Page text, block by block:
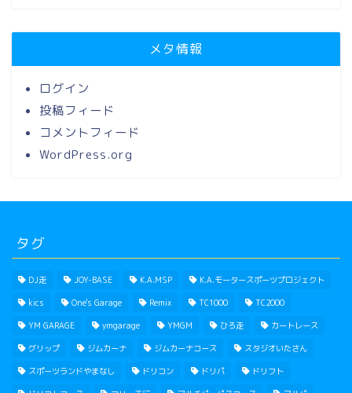
メタ情報
ログイン
投稿フィード
コメントフィード
WordPress.org
タグ
DJ走 JOY-BASE K.A.MSP K.A.モータースポーツプロジェクト
kics One's Garage Remix TC1000 TC2000
YM GARAGE ymgarage YMGM ひろ走 カートレース
グリップ ジムカーナ ジムカーナコース スタジオいたさん
スポーツランドやまなし ドリコン ドリパ ドリフト